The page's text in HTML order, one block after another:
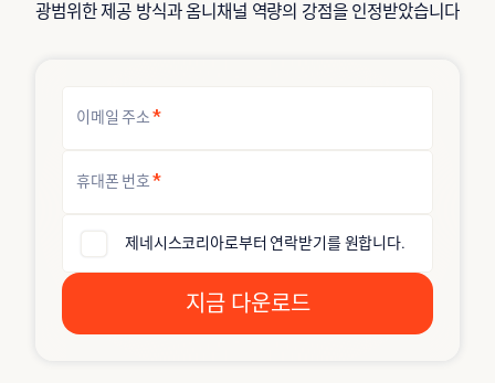
광범위한 제공 방식과 옴니채널 역량의 강점을 인정받았습니다
이메일 주소*
휴대폰 번호*
제네시스코리아로부터 연락받기를 원합니다.